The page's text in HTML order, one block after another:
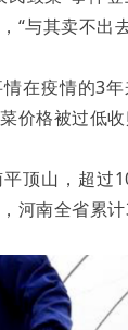
“与其卖不出
在疫情的3
价格被过低收
顶山，超过
河南全省累计